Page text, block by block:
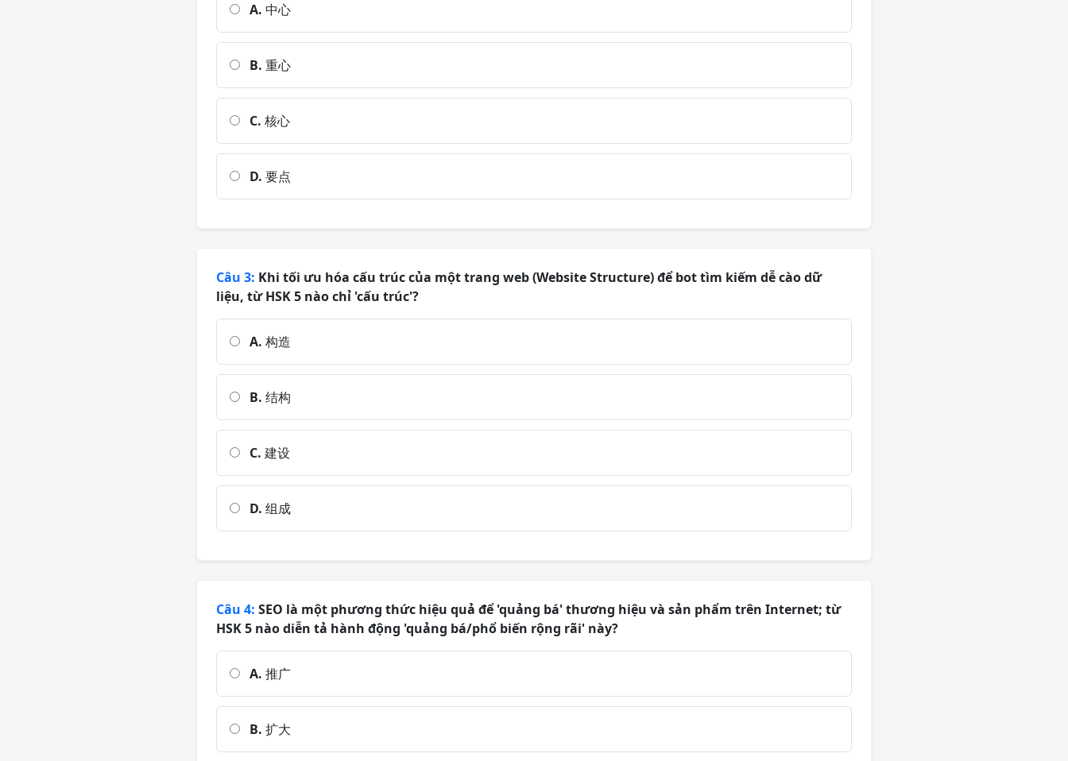
A. 中心
B. 重心
C. 核心
D. 要点
Câu 3: Khi tối ưu hóa cấu trúc của một trang web (Website Structure) để bot tìm kiếm dễ cào dữ
liệu, từ HSK 5 nào chỉ 'cấu trúc'?
A. 构造
B. 结构
C. 建设
D. 组成
Câu 4: SEO là một phương thức hiệu quả để 'quảng bá' thương hiệu và sản phẩm trên Internet; từ
HSK 5 nào diễn tả hành động 'quảng bá/phổ biến rộng rãi' này?
A. 推广
B. 扩大